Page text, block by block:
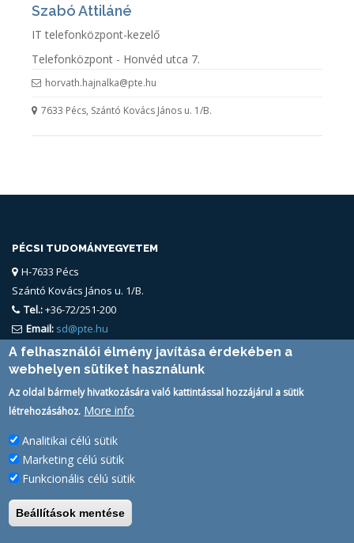
Szabó Attiláné
IT telefonközpont-kezelő
Telefonközpont - Honvéd utca 7.
horvath.hajnalka@pte.hu
7633 Pécs, Szántó Kovács János u. 1/B.
PÉCSI TUDOMÁNYEGYETEM
H-7633 Pécs
Szántó Kovács János u. 1/B.
Tel.:+36-72/251-200
Email: sd@pte.hu
FELHASZNÁLÓ
PTE Login
A felhasználói élmény javítása érdekében a
webhelyen sütiket használunk
Az oldal bármely hivatkozására való kattintással hozzájárul a sütik
létrehozásához. More info
Analitikai célú sütik
Marketing célú sütik
Funkcionális célú sütik
Beállítások mentése